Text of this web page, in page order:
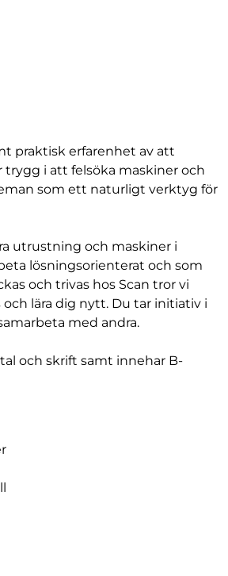
praktisk erfarenhet av att
i att felsöka maskiner och
som ett naturligt verktyg för
utrustning och maskiner i
lösningsorienterat och som
och trivas hos Scan tror vi
lära dig nytt. Du tar initiativ i
med andra.
och skrift samt innehar B-